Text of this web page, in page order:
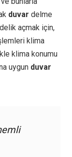
duvar delme
açmak için,
klima
klima konumu
uygun duvar